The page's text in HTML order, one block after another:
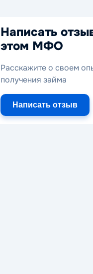
Написать
этом МФО
Расскажите о своем
получения займа
Написать отзыв